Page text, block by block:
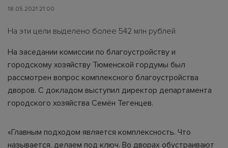
18.05.2021 21:00
На эти цели выделено более 542 млн рублей
На заседании комиссии по благоустройству и
городскому хозяйству Тюменской гордумы был
рассмотрен вопрос комплексного благоустройства
дворов. С докладом выступил директор департамента
городского хозяйства Семён Тегенцев.
«Главным подходом является комплексность. Что
называется, делаем под ключ. Во дворах обустраивают